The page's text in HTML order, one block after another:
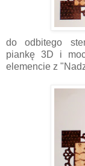
do odbitego
piankę 3D i
elemencie z